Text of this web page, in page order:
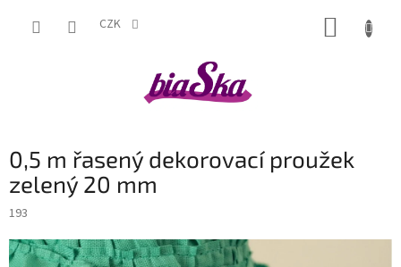
CZK
0,5 m řasený dekorovací proužek
zelený 20 mm
193